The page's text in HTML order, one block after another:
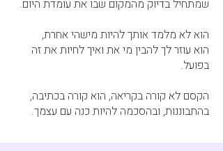
שמתחיל בדיוק מהמקום שבו את עומדת היום.
הוא לא מלמד אותך להיות מישהי אחרת,
הוא עוזר לך להבין מי את ואיך לחיות את זה
בפועל.
הקסם לא קורה בקריאה, הוא קורה בכתיבה,
בהתבוננות, ובהסכמה להיות כנה עם עצמך.